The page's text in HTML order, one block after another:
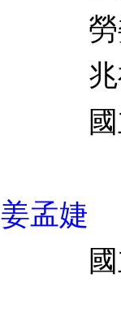
勞委
兆福
國立
姜孟婕
國立